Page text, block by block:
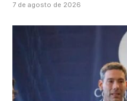
7 de agosto de 2026